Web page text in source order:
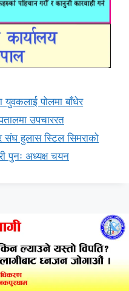
युवकलाई पोलमा बाँधेर
उपचाररत
हुलास स्टिल सिमराको
पुनः अध्यक्ष चयन